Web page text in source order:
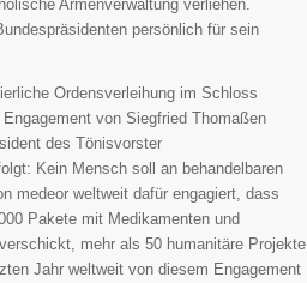
Armenverwaltung verliehen.
persönlich für sein
Ordensverleihung im Schloss
von Siegfried Thomaßen
des Tönisvorster
Kein Mensch soll an behandelbaren
medeor weltweit dafür engagiert, dass
Pakete mit Medikamenten und
mehr als 50 humanitäre Projekte
Jahr weltweit von diesem Engagement